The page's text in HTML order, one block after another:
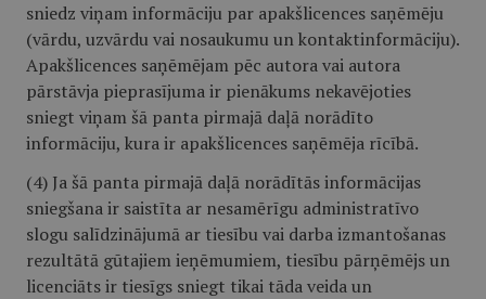
sniedz viņam informāciju par apakšlicences saņēmēju
(vārdu, uzvārdu vai nosaukumu un kontaktinformāciju).
Apakšlicences saņēmējam pēc autora vai autora
pārstāvja pieprasījuma ir pienākums nekavējoties
sniegt viņam šā panta pirmajā daļā norādīto
informāciju, kura ir apakšlicences saņēmēja rīcībā.
(4) Ja šā panta pirmajā daļā norādītās informācijas
sniegšana ir saistīta ar nesamērīgu administratīvo
slogu salīdzinājumā ar tiesību vai darba izmantošanas
rezultātā gūtajiem ieņēmumiem, tiesību pārņēmējs un
licenciāts ir tiesīgs sniegt tikai tāda veida un